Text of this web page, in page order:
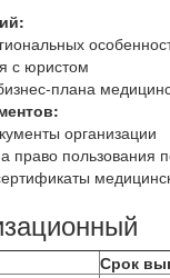
с юристом
плана
организации
право пользования
Срок